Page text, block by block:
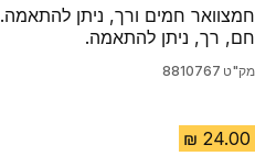
חמצוואר חמים ורך, ניתן להתאמה.
חם, רך, ניתן להתאמה.
מק"ט 8810767